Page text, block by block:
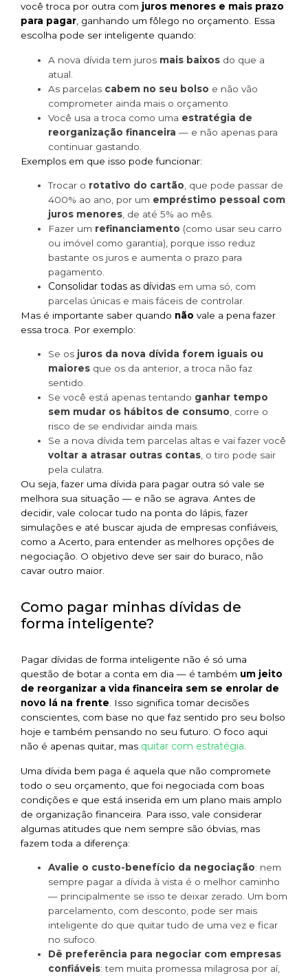
você troca por outra com juros menores e mais prazo
para pagar, ganhando um fôlego no orçamento. Essa
escolha pode ser inteligente quando:
A nova dívida tem juros mais baixos do que a
atual.
As parcelas cabem no seu bolso e não vão
comprometer ainda mais o orçamento.
Você usa a troca como uma estratégia de
reorganização financeira — e não apenas para
continuar gastando.
Exemplos em que isso pode funcionar:
Trocar o rotativo do cartão , que pode passar de
400% ao ano, por um empréstimo pessoal com
juros menores , de até 5% ao mês.
Fazer um refinanciamento (como usar seu carro
ou imóvel como garantia), porque isso reduz
bastante os juros e aumenta o prazo para
pagamento.
Consolidar todas as dívidas em uma só, com
parcelas únicas e mais fáceis de controlar.
Mas é importante saber quando não vale a pena fazer
essa troca. Por exemplo:
Se os juros da nova dívida forem iguais ou
maiores que os da anterior, a troca não faz
sentido.
Se você está apenas tentando ganhar tempo
sem mudar os hábitos de consumo, corre o
risco de se endividar ainda mais.
Se a nova dívida tem parcelas altas e vai fazer você
voltar a atrasar outras contas, o tiro pode sair
pela culatra.
Ou seja, fazer uma dívida para pagar outra só vale se
melhora sua situação — e não se agrava. Antes de
decidir, vale colocar tudo na ponta do lápis, fazer
simulações e até buscar ajuda de empresas confiáveis,
como a Acerto, para entender as melhores opções de
negociação. O objetivo deve ser sair do buraco, não
cavar outro maior.
Como pagar minhas dívidas de
forma inteligente?
Pagar dívidas de forma inteligente não é só uma
questão de botar a conta em dia — é também um jeito
de reorganizar a vida financeira sem se enrolar de
novo lá na frente. Isso significa tomar decisões
conscientes, com base no que faz sentido pro seu bolso
hoje e também pensando no seu futuro. O foco aqui
não é apenas quitar, mas quitar com estratégia.
Uma dívida bem paga é aquela que não compromete
todo o seu orçamento, que foi negociada com boas
condições e que está inserida em um plano mais amplo
de organização financeira. Para isso, vale considerar
algumas atitudes que nem sempre são óbvias, mas
fazem toda a diferença:
Avalie o custo-benefício da negociação: nem
sempre pagar a dívida à vista é o melhor caminho
— principalmente se isso te deixar zerado. Um bom
parcelamento, com desconto, pode ser mais
inteligente do que quitar tudo de uma vez e ficar
no sufoco.
Dê preferência para negociar com empresas
confiáveis: tem muita promessa milagrosa por aí,